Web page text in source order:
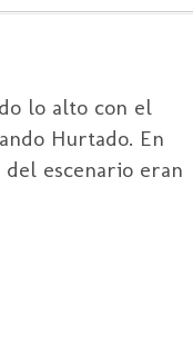
lo alto con el
Hurtado. En
escenario eran